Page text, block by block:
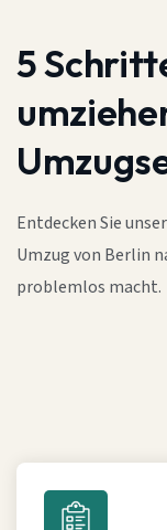
5
Entdecken Sie
Umzug von Berlin
problemlos macht.